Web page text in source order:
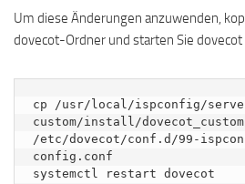
Um diese Änderungen anzuwenden,
dovecot-Ordner und starten Sie dovecot
cp /usr/local/ispconfig/
custom/install/
/etc/dovecot/conf.d/99-
config.conf
systemctl restart dovecot